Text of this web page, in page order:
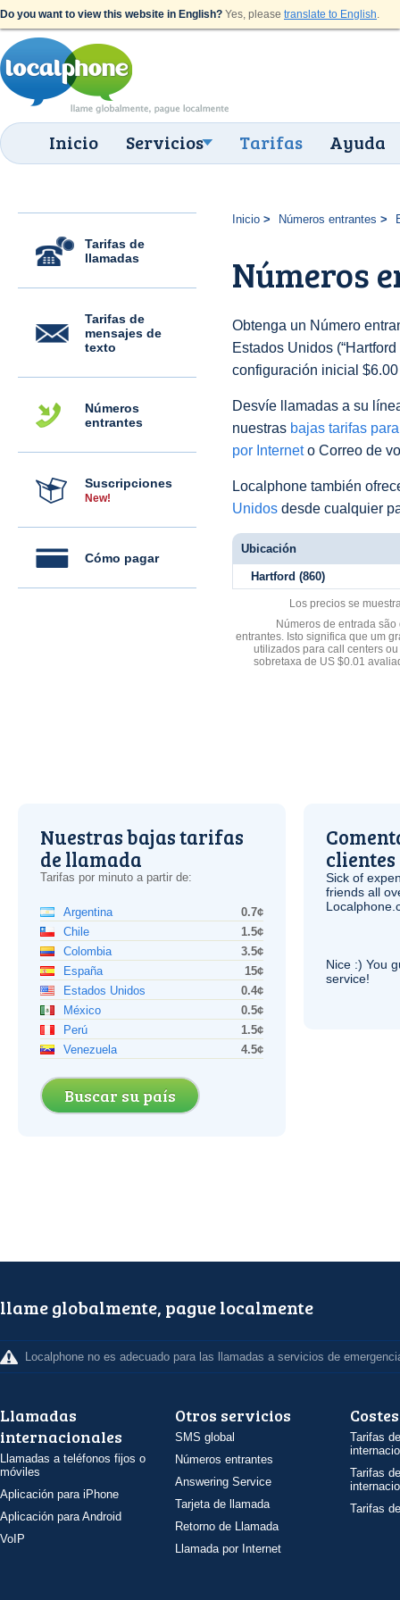
Do you want to view this website in English? Yes, please translate to English.
Inicio Servicios Tarifas Ayuda
Tarifas de
llamadas
Tarifas de
mensajes de
texto
Números
entrantes
Suscripciones
New!
Cómo pagar
Inicio Números entrantes
Números
Obtenga un Número
Estados Unidos
configuración inicial
Desvíe llamadas a su
nuestras bajas tarifas
por Interneto Correo de
Localphone también
Unidos desde cualquier
Ubicación
Hartford (860)
Los precios se
Números de entrada
entrantes. Isto significa que um
utilizados para call centers
sobretaxa de US $0.01
Nuestras bajas tarifas
de llamada
Tarifas por minuto a partir de:
Argentina
0.7¢
Chile
1.5¢
Colombia
3.5¢
España
15¢
Estados Unidos
0.4¢
México
0.5¢
Perú
1.5¢
Venezuela
4.5¢
Buscar su país
clientes
Sick of
friends all
Nice :) You
service!
llame globalmente, pague localmente
Localphone no es adecuado para las llamadas a servicios de
Llamadas
internacionales
Llamadas a teléfonos fijos o
móviles
Aplicación para iPhone
Aplicación para Android
VoIP
Otros servicios
SMS global
Números entrantes
Answering Service
Tarjeta de llamada
Retorno de Llamada
Llamada por Internet
Costes
Tarifas
Tarifas
Tarifas